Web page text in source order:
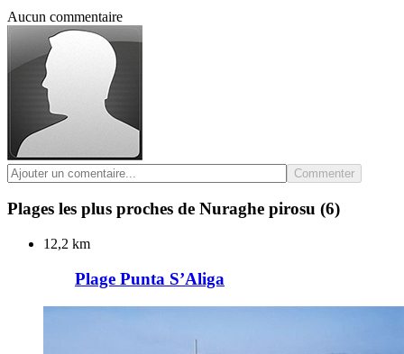
Aucun commentaire
Commenter
Plages les plus proches de Nuraghe pirosu (6)
12,2 km
Plage Punta S’Aliga